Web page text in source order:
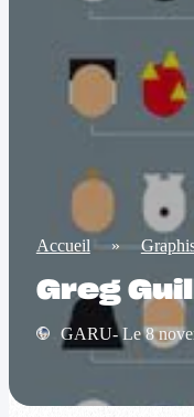
Accueil »
Greg
GARU- Le 8